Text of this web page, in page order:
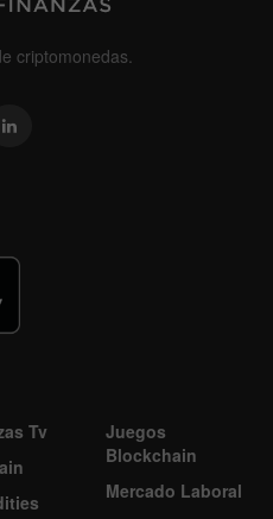
criptomonedas.
Tv
Juegos
Blockchain
Mercado Laboral